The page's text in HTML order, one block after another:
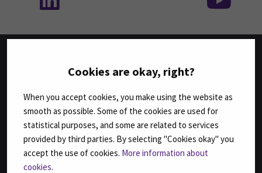
Cookies are okay, right?
When you accept cookies, you make using the website as
smooth as possible. Some of the cookies are used for
statistical purposes, and some are related to services
provided by third parties. By selecting "Cookies okay" you
accept the use of cookies. More information about
cookies.
TUTKINNOT
Agrologi (AMK)
Agrologi (ylempi AMK), Maatalousyrityksen kehittäminen
Bachelor of Business Administration, International Business
Bachelor of Engineering, Automation Engineering
Bachelor of Engineering, Sustainable Food Processing,
(ent. Agri-food Engineering)